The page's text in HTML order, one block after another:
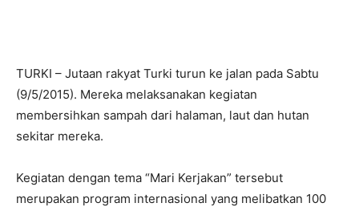
TURKI – Jutaan rakyat Turki turun ke jalan pada Sabtu
(9/5/2015). Mereka melaksanakan kegiatan
membersihkan sampah dari halaman, laut dan hutan
sekitar mereka.
Kegiatan dengan tema “Mari Kerjakan” tersebut
merupakan program internasional yang melibatkan 100